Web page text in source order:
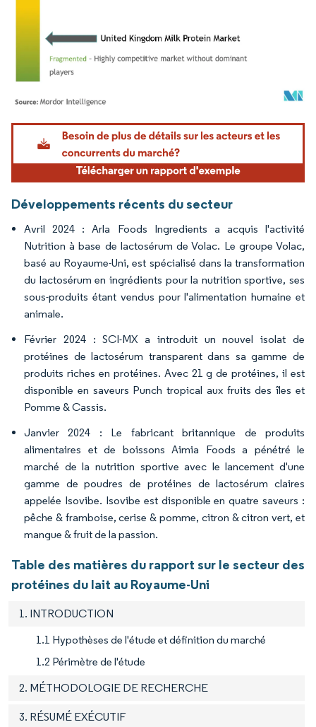
Image © Mordor Intelligence. La réutilisation nécessite une attribution sous CC BY
Développements récents du secteur
Avril 2024 : Arla Foods Ingredients a acquis l'activité
Nutrition à base de lactosérum de Volac. Le groupe Volac,
basé au Royaume-Uni, est spécialisé dans la transformation
du lactosérum en ingrédients pour la nutrition sportive, ses
sous-produits étant vendus pour l'alimentation humaine et
animale.
Février 2024 : SCI-MX a introduit un nouvel isolat de
protéines de lactosérum transparent dans sa gamme de
produits riches en protéines. Avec 21 g de protéines, il est
disponible en saveurs Punch tropical aux fruits des îles et
Pomme & Cassis.
Janvier 2024 : Le fabricant britannique de produits
alimentaires et de boissons Aimia Foods a pénétré le
marché de la nutrition sportive avec le lancement d'une
gamme de poudres de protéines de lactosérum claires
appelée Isovibe. Isovibe est disponible en quatre saveurs :
pêche & framboise, cerise & pomme, citron & citron vert, et
mangue & fruit de la passion.
Table des matières du rapport sur le secteur des
protéines du lait au Royaume-Uni
1. INTRODUCTION
1.1 Hypothèses de l'étude et définition du marché
1.2 Périmètre de l'étude
2. MÉTHODOLOGIE DE RECHERCHE
3. RÉSUMÉ EXÉCUTIF